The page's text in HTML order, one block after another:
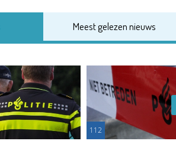
Meest gelezen nieuws
112